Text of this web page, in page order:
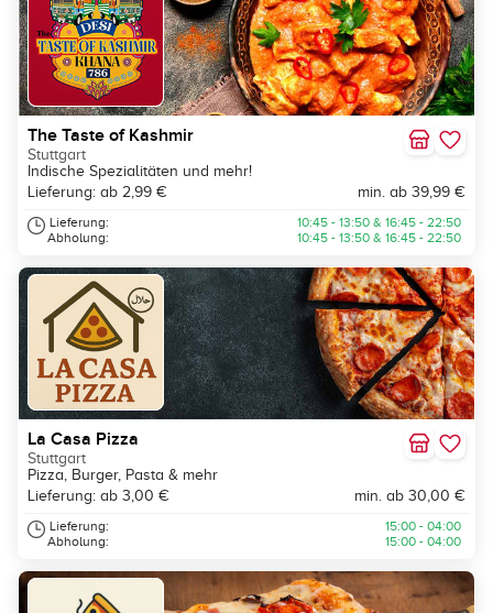
The Taste of Kashmir
Stuttgart
Indische Spezialitäten und mehr!
Lieferung: ab 2,99 €
min. ab 39,99 €
Lieferung:
Abholung:
10:45 - 13:50 & 16:45 - 22:50
10:45 - 13:50 & 16:45 - 22:50
La Casa Pizza
Stuttgart
Pizza, Burger, Pasta & mehr
Lieferung: ab 3,00 €
min. ab 30,00 €
Lieferung:
Abholung:
15:00 - 04:00
15:00 - 04:00